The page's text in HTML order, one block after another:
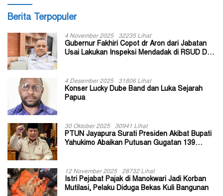
Berita Terpopuler
4 November 2025 32235 Lihat
Gubernur Fakhiri Copot dr Aron dari Jabatan
Usai Lakukan Inspeksi Mendadak di RSUD Dok
4 Desember 2025 31806 Lihat
Konser Lucky Dube Band dan Luka Sejarah
Papua
30 Oktober 2025 30941 Lihat
PTUN Jayapura Surati Presiden Akibat Bupati
Yahukimo Abaikan Putusan Gugatan 139
12 November 2025 28732 Lihat
Istri Pejabat Pajak di Manokwari Jadi Korban
Mutilasi, Pelaku Diduga Bekas Kuli Bangunan